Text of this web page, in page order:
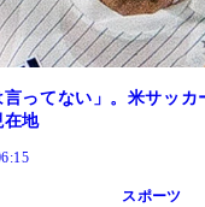
言ってない」。米サッ
在地
スポーツ